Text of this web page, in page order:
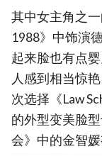
其中女主角之
1988》中饰演
起来脸也有点
人感到相当惊
次选择《Law
的外型变美脸
会》中的金智